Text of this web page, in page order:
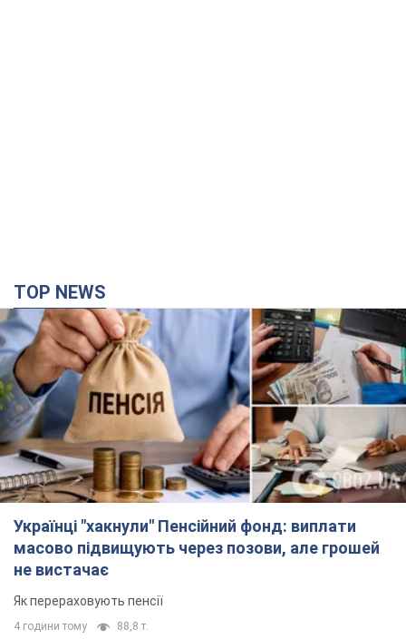
TOP NEWS
Українці "хакнули" Пенсійний фонд: виплати
масово підвищують через позови, але грошей
не вистачає
Як перераховують пенсії
4 години тому 88,8 т.